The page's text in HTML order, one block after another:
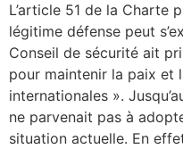
L’article 51 de la Charte
légitime défense peut
Conseil de sécurité ait
pour maintenir la paix et
internationales ».
ne parvenait pas à
situation actuelle. En